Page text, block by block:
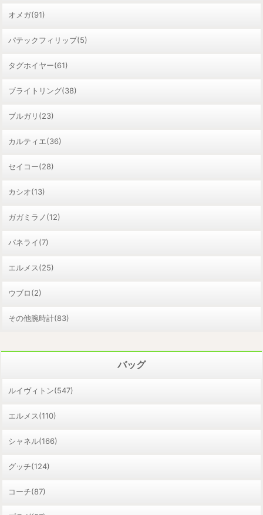
オメガ(91)
パテックフィリップ(5)
タグホイヤー(61)
ブライトリング(38)
ブルガリ(23)
カルティエ(36)
セイコー(28)
カシオ(13)
ガガミラノ(12)
パネライ(7)
エルメス(25)
ウブロ(2)
その他腕時計(83)
バッグ
ルイヴィトン(547)
エルメス(110)
シャネル(166)
グッチ(124)
コーチ(87)